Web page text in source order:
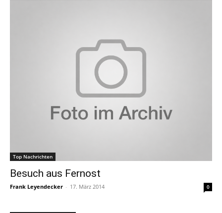
Top Nachrichten
Besuch aus Fernost
Frank Leyendecker - 17. März 2014 0